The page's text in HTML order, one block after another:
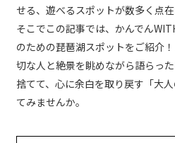
せる、遊べるスポットが数多く点在
そこでこの記事では、かんでん
のための琵琶湖スポットをご紹介
切な人と絶景を眺めながら語らっ
捨てて、心に余白を取り戻す「大
てみませんか。